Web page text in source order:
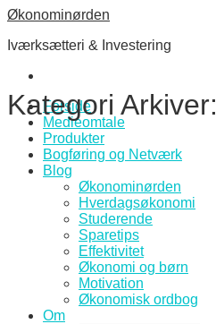
Skip
content
Økonominørden
Iværksætteri & Investering
Forside
Medieomtale
Produkter
Bogføring og Netværk
Blog
Økonominørden
Hverdagsøkonomi
Studerende
Sparetips
Effektivitet
Økonomi og børn
Motivation
Økonomisk ordbog
Om
Kategori Arkiver: